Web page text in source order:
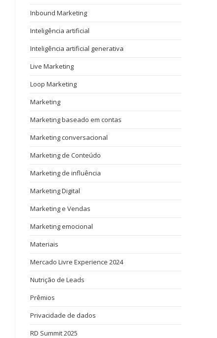
Inbound Marketing
Inteligência artificial
Inteligência artificial generativa
Live Marketing
Loop Marketing
Marketing
Marketing baseado em contas
Marketing conversacional
Marketing de Conteúdo
Marketing de influência
Marketing Digital
Marketing e Vendas
Marketing emocional
Materiais
Mercado Livre Experience 2024
Nutrição de Leads
Prêmios
Privacidade de dados
RD Summit 2025